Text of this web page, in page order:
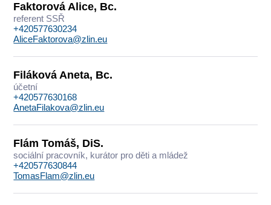
Faktorová Alice, Bc.
referent SSŘ
+420577630234
AliceFaktorova@zlin.eu
Filáková Aneta, Bc.
účetní
+420577630168
AnetaFilakova@zlin.eu
Flám Tomáš, DiS.
sociální pracovník, kurátor pro děti a mládež
+420577630844
TomasFlam@zlin.eu